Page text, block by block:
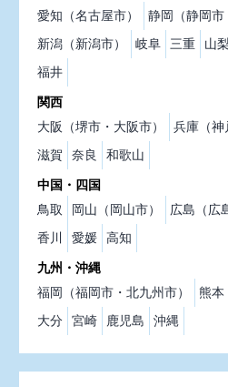
愛知（名古屋市）
静岡（静岡市
新潟（新潟市）
岐阜 三重 山梨
福井
関西
大阪（堺市・大阪市）
兵庫（神
滋賀
奈良 和歌山
中国・四国
鳥取
岡山（岡山市） 広島（広
香川
愛媛 高知
九州・沖縄
福岡（福岡市・北九州市）
熊本
大分
宮崎 鹿児島 沖縄